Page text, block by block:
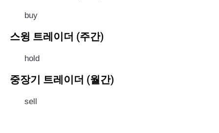
buy
스윙 트레이더 (주간)
hold
중장기 트레이더 (월간)
sell